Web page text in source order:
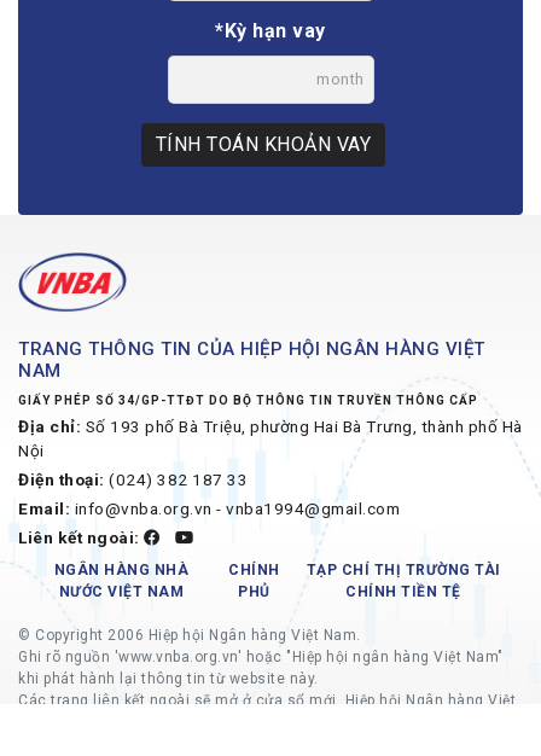
*Kỳ hạn vay
month
TÍNH TOÁN KHOẢN VAY
TRANG THÔNG TIN CỦA HIỆP HỘI NGÂN HÀNG VIỆT
NAM
GIẤY PHÉP SỐ 34/GP-TTĐT DO BỘ THÔNG TIN TRUYỀN THÔNG CẤP
Địa chỉ: Số 193 phố Bà Triệu, phường Hai Bà Trưng, thành phố Hà
Nội
Điện thoại: (024) 382 187 33
Email: info@vnba.org.vn - vnba1994@gmail.com
Liên kết ngoài:
NGÂN HÀNG NHÀ
NƯỚC VIỆT NAM
CHÍNH
PHỦ
TẠP CHÍ THỊ TRƯỜNG TÀI
CHÍNH TIỀN TỆ
© Copyright 2006 Hiệp hội Ngân hàng Việt Nam.
Ghi rõ nguồn 'www.vnba.org.vn' hoặc "Hiệp hội ngân hàng Việt Nam"
khi phát hành lại thông tin từ website này.
Các trang liên kết ngoài sẽ mở ở cửa sổ mới, Hiệp hội Ngân hàng Việt